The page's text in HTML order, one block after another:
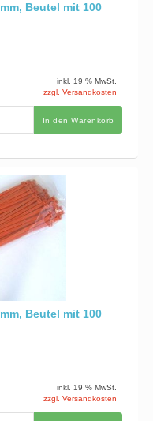
Beutel mit 100
inkl. 19 % MwSt.
zzgl. Versandkosten
In den Warenkorb
Beutel mit 100
inkl. 19 % MwSt.
zzgl. Versandkosten